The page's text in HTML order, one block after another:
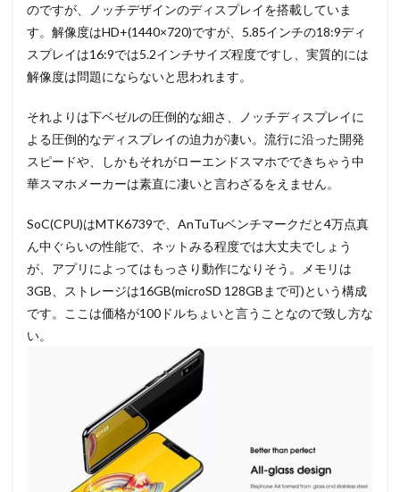
のですが、ノッチデザインのディスプレイを搭載していま
す。解像度はHD+(1440×720)ですが、5.85インチの18:9ディ
スプレイは16:9では5.2インチサイズ程度ですし、実質的には
解像度は問題にならないと思われます。
それよりは下ベゼルの圧倒的な細さ、ノッチディスプレイに
よる圧倒的なディスプレイの迫力が凄い。流行に沿った開発
スピードや、しかもそれがローエンドスマホでできちゃう中
華スマホメーカーは素直に凄いと言わざるをえません。
SoC(CPU)はMTK6739で、AnTuTuベンチマークだと4万点真
ん中ぐらいの性能で、ネットみる程度では大丈夫でしょう
が、アプリによってはもっさり動作になりそう。メモリは
3GB、ストレージは16GB(microSD 128GBまで可)という構成
です。ここは価格が100ドルちょいと言うことなので致し方な
い。